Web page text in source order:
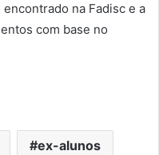
na Fadisc e a
com base no
ex-alunos